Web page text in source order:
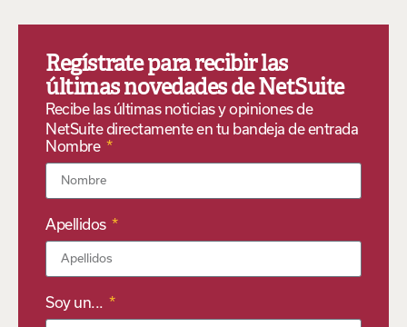
Regístrate para recibir las
últimas novedades de NetSuite
Recibe las últimas noticias y opiniones de
NetSuite directamente en tu bandeja de entrada
Nombre
Apellidos
Soy un...